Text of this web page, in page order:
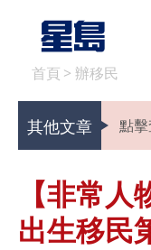
首頁 > 辦移民
其他文章 點
【非常
出生移民